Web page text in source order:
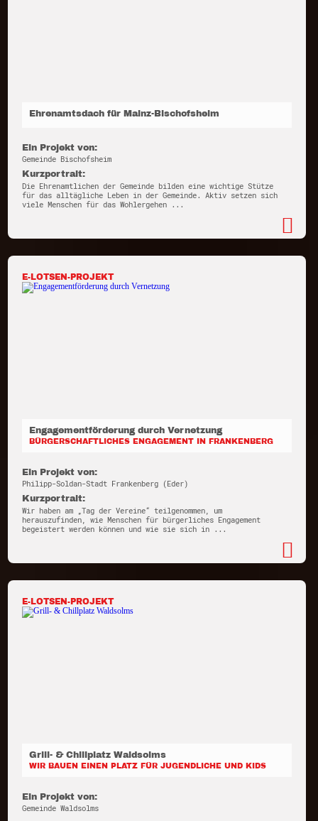
Ehrenamtsdach für Mainz-Bischofsheim
Ein Projekt von:
Gemeinde Bischofsheim
Kurzportrait:
Die Ehrenamtlichen der Gemeinde bilden eine wichtige Stütze
für das alltägliche Leben in der Gemeinde. Aktiv setzen sich
viele Menschen für das Wohlergehen ...
E-LOTSEN-PROJEKT
Engagementförderung durch Vernetzung
BÜRGERSCHAFTLICHES ENGAGEMENT IN FRANKENBERG
Ein Projekt von:
Philipp-Soldan-Stadt Frankenberg (Eder)
Kurzportrait:
Wir haben am „Tag der Vereine“ teilgenommen, um
herauszufinden, wie Menschen für bürgerliches Engagement
begeistert werden können und wie sie sich in ...
E-LOTSEN-PROJEKT
Grill- & Chillplatz Waldsolms
WIR BAUEN EINEN PLATZ FÜR JUGENDLICHE UND KIDS
Ein Projekt von:
Gemeinde Waldsolms